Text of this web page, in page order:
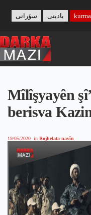
content
بادینی سۆرانی
Mîlîşyayên
berisva
19/05/2020 in Rojhelata navîn